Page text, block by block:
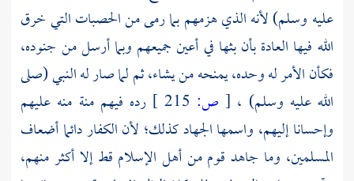
عليه وسلم) لأنه الذي هزمهم بما رمى من الحصبات التي خرق
الله فيها العادة بأن بثها في أعين جميعهم وبما أرسل من جنوده،
فكأن الأمر له وحده، يمنحه من يشاء، ثم لما صار له النبي (صلى
الله عليه وسلم) ، [ ص:
رده فيهم منة منه عليهم
وإحسانا إليهم، واسمها الجهاد كذلك؛ لأن الكفار دائما أضعاف
المسلمين، وما جاهد قوم من أهل الإسلام قط إلا أكثر منهم،